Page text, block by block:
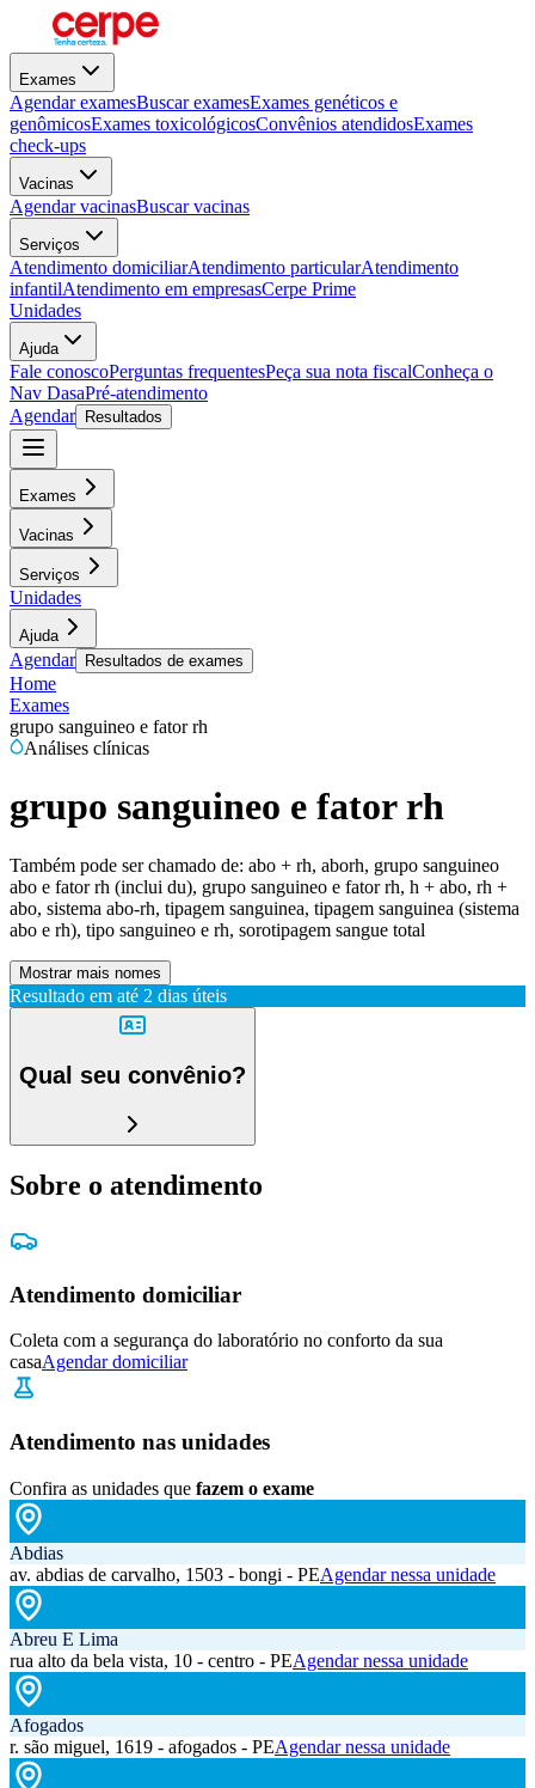
Exames
Agendar examesBuscar examesExames genéticos e
genômicosExames toxicológicosConvênios atendidosExames
check-ups
Vacinas
Agendar vacinasBuscar vacinas
Serviços
Atendimento domiciliarAtendimento particularAtendimento
infantilAtendimento em empresasCerpe Prime
Unidades
Ajuda
Fale conoscoPerguntas frequentesPeça sua nota fiscalConheça o
Nav DasaPré-atendimento
Agendar
Resultados
Exames
Vacinas
Serviços
Unidades
Ajuda
Agendar Resultados de exames
Home
Exames
grupo sanguineo e fator rh
Análises clínicas
grupo sanguineo e fator rh
Também pode ser chamado de: abo + rh, aborh, grupo sanguineo
abo e fator rh (inclui du), grupo sanguineo e fator rh, h + abo, rh +
abo, sistema abo-rh, tipagem sanguinea, tipagem sanguinea (sistema
abo e rh), tipo sanguineo e rh, sorotipagem sangue total
Mostrar mais nomes
Resultado em até 2 dias úteis
Qual seu convênio?
Sobre o atendimento
Atendimento domiciliar
Coleta com a segurança do laboratório no conforto da sua
casaAgendar domiciliar
Atendimento nas unidades
Confira as unidades que fazem o exame
Abdias
av. abdias de carvalho, 1503 - bongi - PEAgendar nessa unidade
Abreu E Lima
rua alto da bela vista, 10 - centro - PEAgendar nessa unidade
Afogados
r. são miguel, 1619 - afogados - PEAgendar nessa unidade